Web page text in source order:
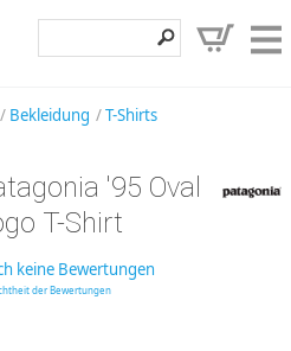
Entdecken
Bekleidung T-Shirts
'95 Oval
T-Shirt
keine Bewertungen
der Bewertungen